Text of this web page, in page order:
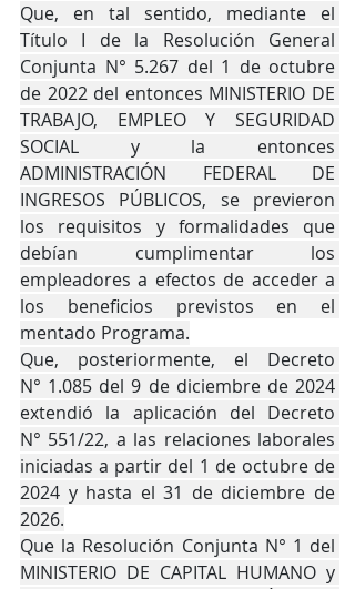
Que, en tal sentido, mediante el
Título I de la Resolución General
Conjunta N° 5.267 del 1 de octubre
de 2022 del entonces MINISTERIO DE
TRABAJO, EMPLEO Y SEGURIDAD
SOCIAL y la entonces
ADMINISTRACIÓN FEDERAL DE
INGRESOS PÚBLICOS, se previeron
los requisitos y formalidades que
debían cumplimentar los
empleadores a efectos de acceder a
los beneficios previstos en el
mentado Programa.
Que, posteriormente, el Decreto
N° 1.085 del 9 de diciembre de 2024
extendió la aplicación del Decreto
N° 551/22, a las relaciones laborales
iniciadas a partir del 1 de octubre de
2024 y hasta el 31 de diciembre de
2026.
Que la Resolución Conjunta N° 1 del
MINISTERIO DE CAPITAL HUMANO y